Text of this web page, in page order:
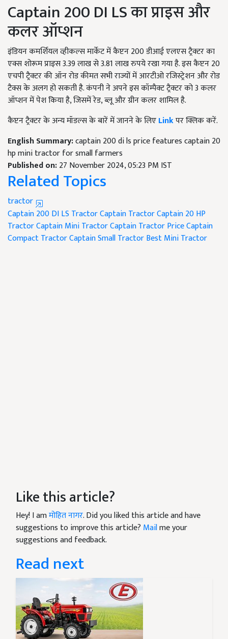
Captain 200 DI LS का प्राइस और
कलर ऑप्शन
इंडियन कमर्शियल व्हीकल्स मार्केट में कैप्टन 200 डीआई एलएस ट्रैक्टर का
एक्स शोरूम प्राइस 3.39 लाख से 3.81 लाख रुपये रखा गया है. इस कैप्टन 20
एचपी ट्रैक्टर की ऑन रोड कीमत सभी राज्यों में आरटीओ रजिस्ट्रेशन और रोड
टैक्स के अलग हो सकती है. कंपनी ने अपने इस कॉम्पैक्ट ट्रैक्टर को 3 कलर
ऑप्शन में पेश किया है, जिसमें रेड, ब्लू और ग्रीन कलर शामिल है.
कैप्टन ट्रैक्टर के अन्य मॉडल्स के बारें में जानने के लिएLinkपर क्लिक करें.
English Summary:captain 200 di ls price features captain 20
hp mini tractor for small farmers
Published on:27 November 2024, 05:23 PM IST
Related Topics
tractor
Captain 200 DI LS TractorCaptain TractorCaptain 20 HP
TractorCaptain Mini TractorCaptain Tractor PriceCaptain
Compact TractorCaptain Small TractorBest Mini Tractor
Like this article?
Hey! I amमोहित नागर. Did you liked this article and have
suggestions to improve this article? Mailme your
suggestions and feedback.
Read next